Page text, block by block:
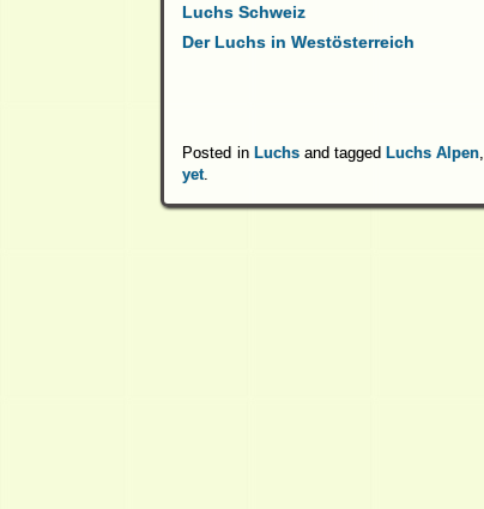
Luchs Schweiz
Der Luchs in Westösterreich
Posted in Luchsand tagged Luchs Alpen,
yet.